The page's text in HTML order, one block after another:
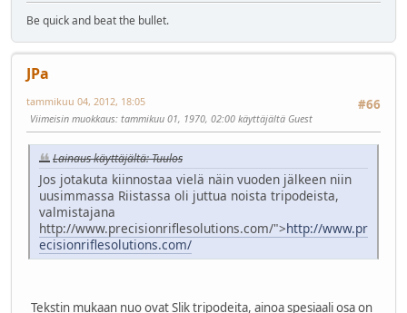
Be quick and beat the bullet.
JPa
#66
tammikuu 04, 2012, 18:05
Viimeisin muokkaus: tammikuu 01, 1970, 02:00 käyttäjältä Guest
Lainaus käyttäjältä: Tuulos
Jos jotakuta kiinnostaa vielä näin vuoden jälkeen niin
uusimmassa Riistassa oli juttua noista tripodeista,
valmistajana
http://www.precisionriflesolutions.com/">http://www.pr
ecisionriflesolutions.com/
Tekstin mukaan nuo ovat Slik tripodeita, ainoa spesiaali osa on